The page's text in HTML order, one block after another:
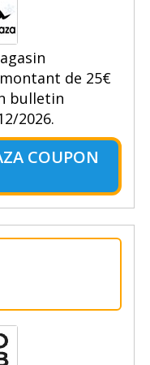
de 25€
bulletin
2026.
COUPON